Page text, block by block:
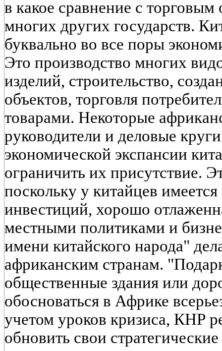
в какое сравнение с
многих других государств.
буквально во все поры
Это производство многих
изделий, строительство,
объектов, торговля
товарами. Некоторые
руководители и деловые
экономической экспансии
ограничить их присутствие.
поскольку у китайцев
инвестиций, хорошо
местными политиками и
имени китайского народа"
африканским странам.
общественные здания или
обосноваться в Африке
учетом уроков кризиса, КНР
обновить свои